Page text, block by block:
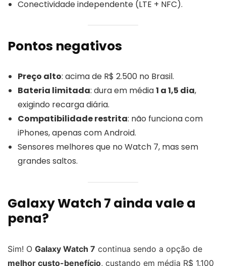
Conectividade independente (LTE + NFC).
Pontos negativos
Preço alto: acima de R$ 2.500 no Brasil.
Bateria limitada: dura em média1 a 1,5 dia,
exigindo recarga diária.
Compatibilidade restrita: não funciona com
iPhones, apenas com Android.
Sensores melhores que no Watch 7, mas sem
grandes saltos.
Galaxy Watch 7 ainda vale a
pena?
Sim! O Galaxy Watch 7 continua sendo a opção de
melhor custo-benefício, custando em média R$ 1.100